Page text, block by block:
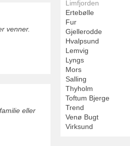
venner.
eller
Limfjorden
Ertebølle
Fur
Gjellerodde
Hvalpsund
Lemvig
Lyngs
Mors
Salling
Thyholm
Toftum Bjerge
Trend
Venø Bugt
Virksund